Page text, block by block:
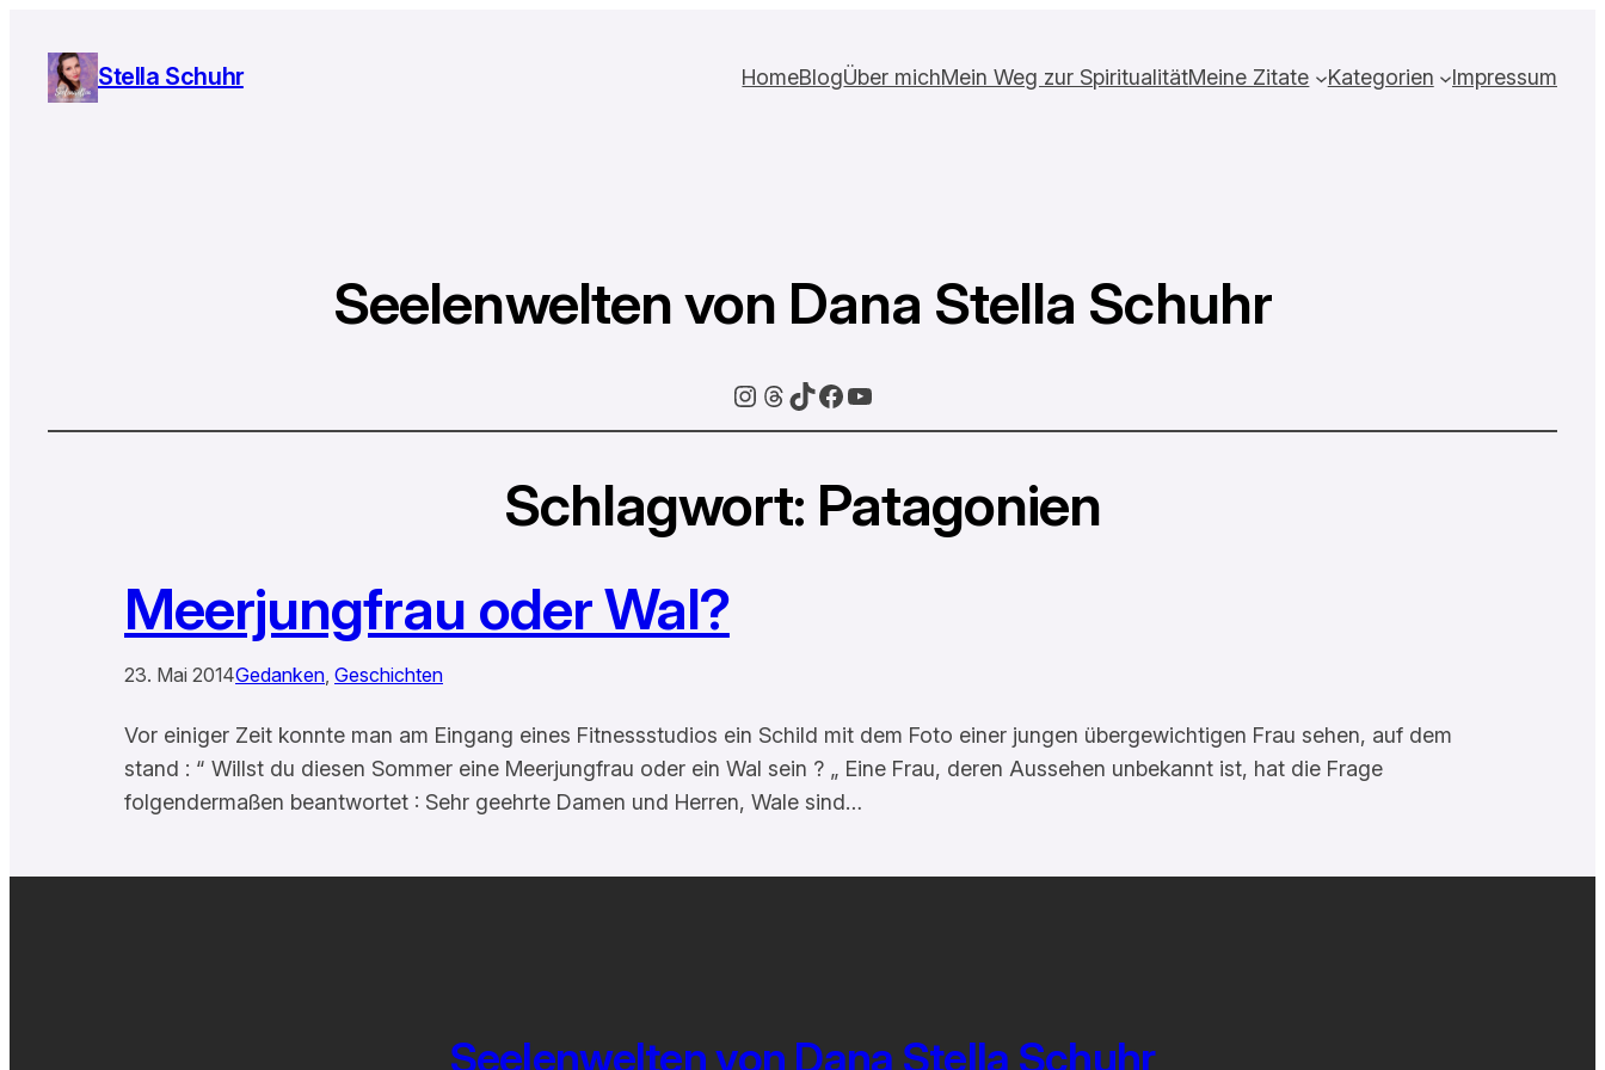
Stella Schuhr HomeBlogÜber michMein Weg zur SpiritualitätMeine Zitate Kategorien Impressum
Seelenwelten von Dana Stella Schuhr
Instagram
Threads
TikTok
Facebook
YouTube
Schlagwort: Patagonien
Meerjungfrau oder Wal?
23. Mai 2014Gedanken Geschichten
Vor einiger Zeit konnte man am Eingang eines Fitnessstudios ein Schild mit dem Foto einer jungen übergewichtigen Frau sehen, auf dem
stand : “ Willst du diesen Sommer eine Meerjungfrau oder ein Wal sein ? „ Eine Frau, deren Aussehen unbekannt ist, hat die Frage
folgendermaßen beantwortet : Sehr geehrte Damen und Herren, Wale sind…
Seelenwelten von Dana Stella Schuhr